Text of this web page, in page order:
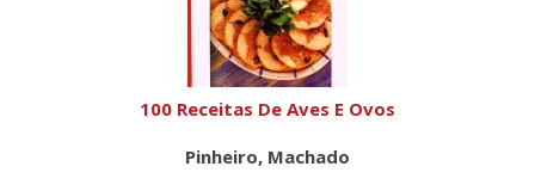
100 Receitas De Aves E Ovos
Pinheiro, Machado